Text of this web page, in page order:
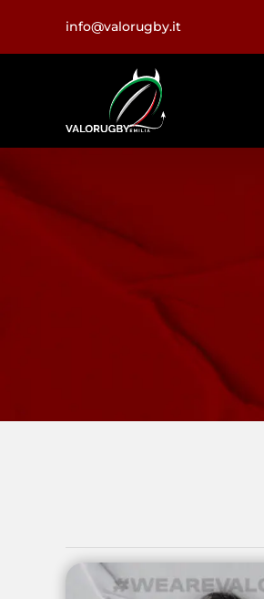
contenuto
info@valorugby.it